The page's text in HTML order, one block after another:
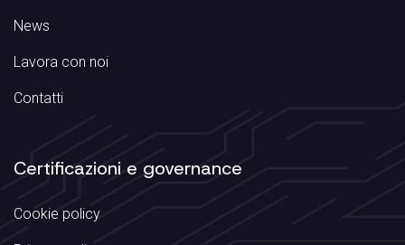
News
Lavora con noi
Contatti
Certificazioni e governance
Cookie policy